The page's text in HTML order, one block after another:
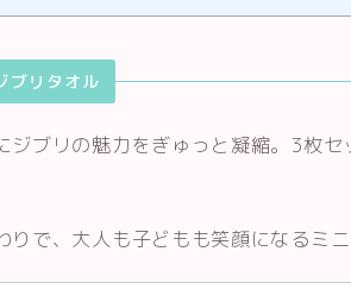
ブリタオル
ジブリの魅力をぎゅっと凝縮。3枚セ
りで、大人も子どもも笑顔になるミニ